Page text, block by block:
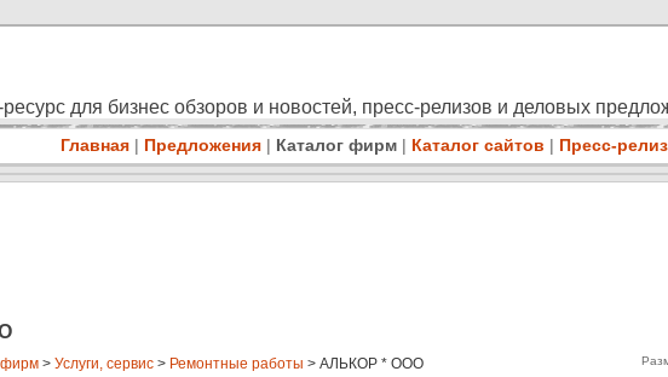
для бизнес обзоров и новостей, пресс-релизов и деловых
Главная | Предложения | Каталог фирм | Каталог сайтов | Пресс-
фирм > Услуги, сервис > Ремонтные работы > АЛЬКОР * ООО